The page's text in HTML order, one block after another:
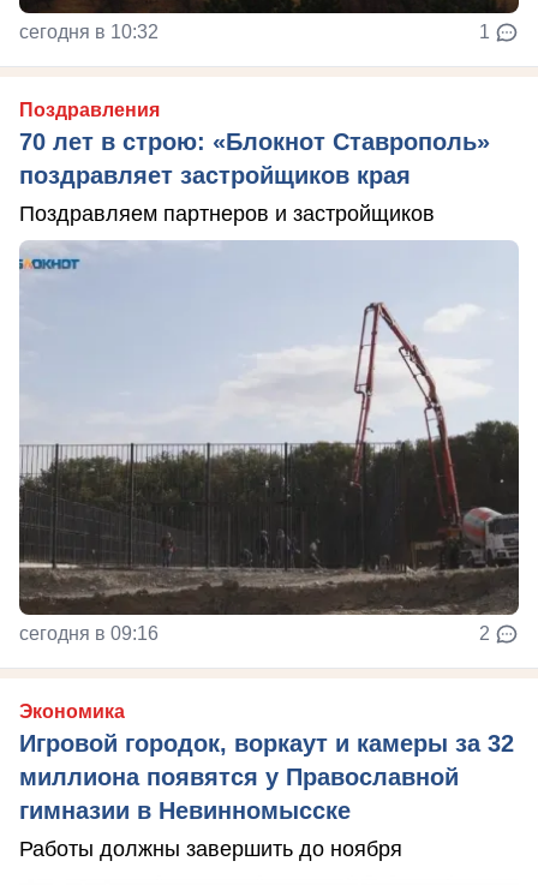
сегодня в 10:32 1
Поздравления
70 лет в строю: «Блокнот Ставрополь»
поздравляет застройщиков края
Поздравляем партнеров и застройщиков
сегодня в 09:16 2
Экономика
Игровой городок, воркаут и камеры за 32
миллиона появятся у Православной
гимназии в Невинномысске
Работы должны завершить до ноября